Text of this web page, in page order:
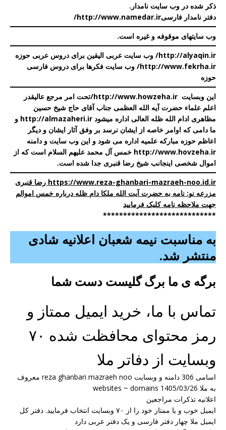
ذکر شده در وب سایت نامدار .
دفتر نامدار فارسیhttp://www.namedar.ir/
وب سایتهای موقوفه و غیره است.
http://alyaqin.ir/ وب سایت عربی الیقین برای دروس عربی حوزه
http://www.fekrha.ir/ وب سایت فکرها برای دروس فارسی
حوزه
این وبسایت http://www.howzeha.ir
/تحت امر مرجع عالیقدر
اعلم علماء حضرت آیه الله العظمی جناب آقای حاج شیخ حسین
مظاهری ادام الله ظله العالی اداره میشود http://almazaheri.ir و
ما دامی که اوامر خاصه از ایشان نرسد بر وفق آثار ایشان و دیگر
اعاظم حوزه مبارکه علمیه اداره می شود و این وب سایت و دامنه
http://www.hovzeha.ir خمس آل محمد علیهم السلام است که از
اموال شخصی اینجانب شیخ رضا قنبری جدا شده است.
https://www.reza-ghanbari-mazraeh-noo.id.ir رضا قنبری
مزرعه نو: نامه به حضرت آیت الله ملکا دام ظله درباره خمس اموالم
جهت ملاحظه نامه کلیک فرمایید
****************************
به مناسبت نیمه شعبان اعلانیه شادی
منتشر شد.
برگه ی ما برگ گلیست دست شما
تماس با ما، خرید ایمیل ممتاز و
رمز محتوای محافظت شده ۷۰
وبسایت از دفاتر ملا
اسامی 306 دامنه و وبسایت reza ghanbari mazraeh noo معروف
به ملا websites ~ domains 1405/03/26
اعلانیه تذکرات مراجعین
ایمیل خوب و یا ممتاز خود را از ۷۰ وبسایت انتخاب فرمایید. دفتر کل
ایمیل ملا چهار دفتر فارسی و یک دفتر عربی دارد